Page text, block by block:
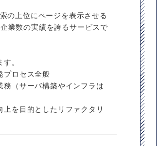
の上位にページを表示させる
業数の実績を誇るサービスで
。
プロセス全般
務（サーバ構築やインフラは
を目的としたリファクタリ